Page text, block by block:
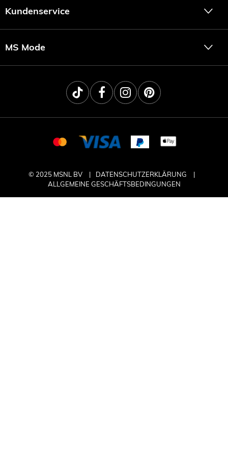
Kundenservice
MS Mode
© 2025 MSNL BV
DATENSCHUTZERKLÄRUNG
ALLGEMEINE GESCHÄFTSBEDINGUNGEN